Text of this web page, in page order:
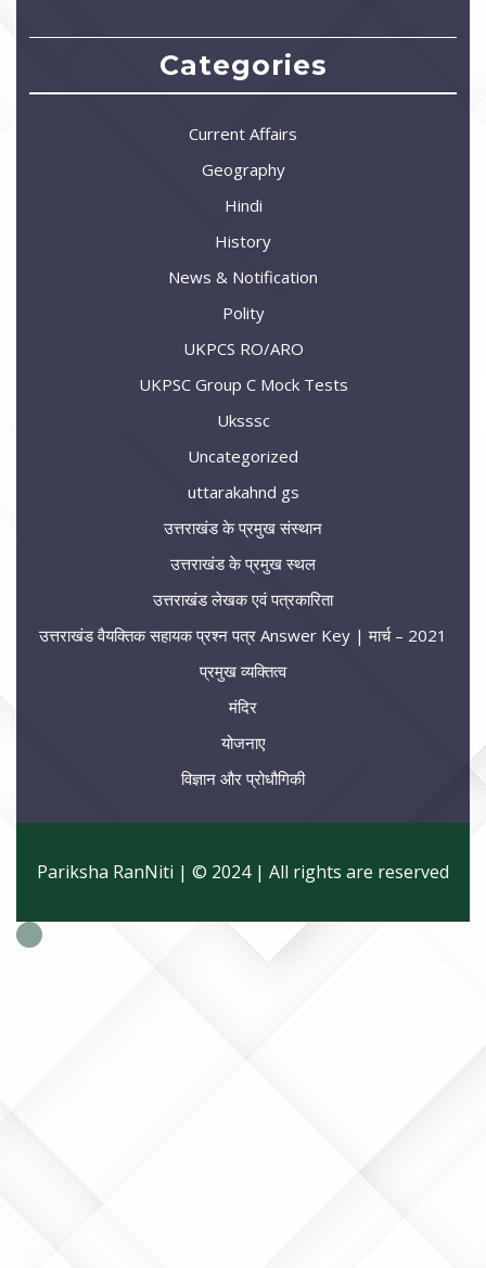
Categories
Current Affairs
Geography
Hindi
History
News & Notification
Polity
UKPCS RO/ARO
UKPSC Group C Mock Tests
Uksssc
Uncategorized
uttarakahnd gs
उत्तराखंड के प्रमुख संस्थान
उत्तराखंड के प्रमुख स्थल
उत्तराखंड लेखक एवं पत्रकारिता
उत्तराखंड वैयक्तिक सहायक प्रश्न पत्र Answer Key | मार्च – 2021
प्रमुख व्यक्तित्व
मंदिर
योजनाए
विज्ञान और प्रोधौगिकी
Pariksha RanNiti | © 2024 | All rights are reserved